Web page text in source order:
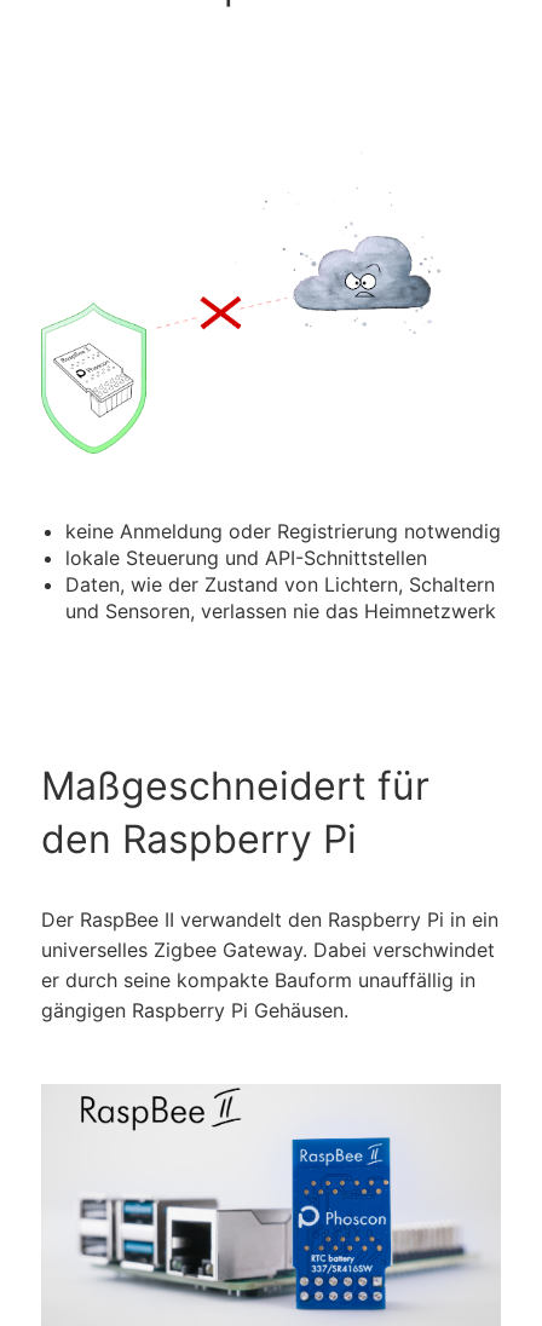
keine Anmeldung oder Registrierung notwendig
lokale Steuerung und API-Schnittstellen
Daten, wie der Zustand von Lichtern, Schaltern
und Sensoren, verlassen nie das Heim­netzwerk
Maßgeschneidert für
den Raspberry Pi
Der RaspBee II verwandelt den Raspberry Pi in ein
universelles Zigbee Gateway. Dabei verschwindet
er durch seine kompakte Bauform unauffällig in
gängigen Raspberry Pi Gehäusen.